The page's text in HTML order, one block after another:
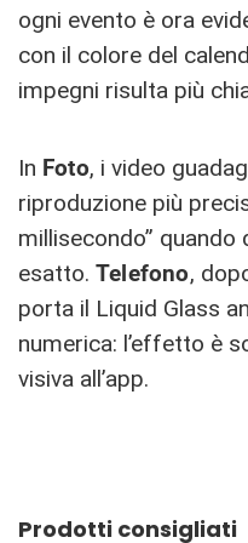
ogni evento è ora
con il colore del
impegni risulta più
In Foto, i video
riproduzione più
millisecondo”
esatto. Telefono,
porta il Liquid Glass
numerica: l’effetto è
visiva all’app.
Prodotti consigliati